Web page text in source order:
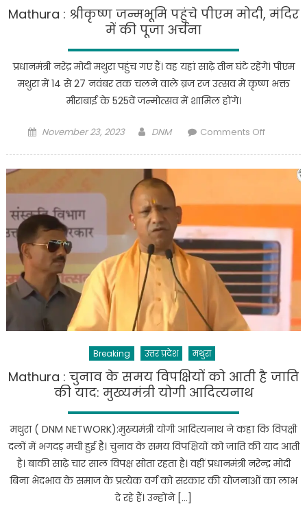
योगी
Mathura : श्रीकृष्ण जन्मभूमि पहुंचे पीएम मोदी, मंदिर
में की पूजा अर्चना
प्रधानमंत्री नरेंद्र मोदी मथुरा पहुंच गए हैं। वह यहां साढ़े तीन घंटे रहेंगे। पीएम
मथुरा में 14 से 27 नवंबर तक चलने वाले ब्रज रज उत्सव में कृष्ण भक्त
मीराबाई के 525वें जन्मोत्सव में शामिल होंगे।
Posted
November 23, 2023 Author
DNM Comments Offon
पहुंचे
पीएम
मोदी,
मंदिर
में
की
पूजा
अर्चना
Breaking उत्तर प्रदेश मथुरा
Mathura : चुनाव के समय विपक्षियों को आती है जाति
की याद: मुख्यमंत्री योगी आदित्यनाथ
मथुरा ( DNM NETWORK):मुख्यमंत्री योगी आदित्यनाथ ने कहा कि विपक्षी
दलों में भगदड़ मची हुई है। चुनाव के समय विपक्षियों को जाति की याद आती
है। बाकी साढ़े चार साल विपक्ष सोता रहता है। वहीं प्रधानमंत्री नरेन्द्र मोदी
बिना भेदभाव के समाज के प्रत्येक वर्ग को सरकार की योजनाओं का लाभ
दे रहे हैं। उन्होंने […]